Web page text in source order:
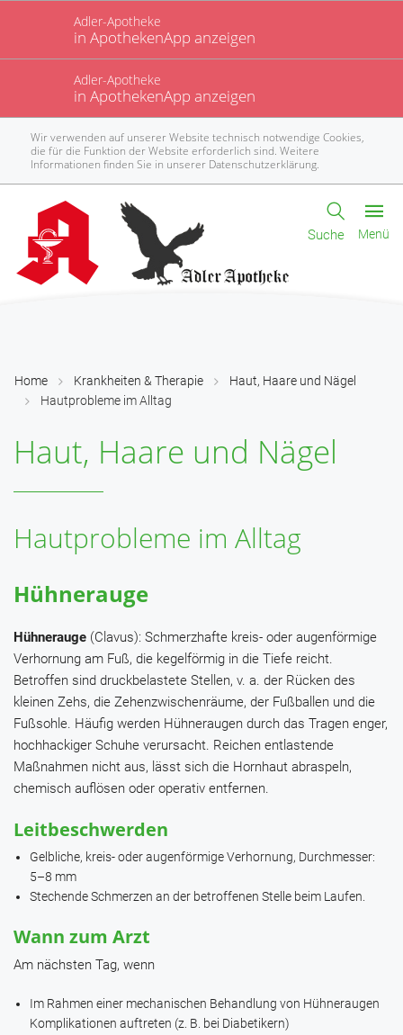
Adler-Apotheke
in ApothekenApp anzeigen
Adler-Apotheke
in ApothekenApp anzeigen
Wir verwenden auf unserer Website technisch notwendige Cookies,
die für die Funktion der Website erforderlich sind. Weitere
Informationen finden Sie in unserer Datenschutzerklärung.
Suche Menü
Home Krankheiten & Therapie
Haut, Haare und Nägel
Hautprobleme im Alltag
Haut, Haare und Nägel
Hautprobleme im Alltag
Hühnerauge
Hühnerauge (Clavus): Schmerzhafte kreis- oder augenförmige
Verhornung am Fuß, die kegelförmig in die Tiefe reicht.
Betroffen sind druckbelastete Stellen, v. a. der Rücken des
kleinen Zehs, die Zehenzwischenräume, der Fußballen und die
Fußsohle. Häufig werden Hühneraugen durch das Tragen enger,
hochhackiger Schuhe verursacht. Reichen entlastende
Maßnahmen nicht aus, lässt sich die Hornhaut abraspeln,
chemisch auflösen oder operativ entfernen.
Leitbeschwerden
Gelbliche, kreis- oder augenförmige Verhornung, Durchmesser:
5–8 mm
Stechende Schmerzen an der betroffenen Stelle beim Laufen.
Wann zum Arzt
Am nächsten Tag, wenn
Im Rahmen einer mechanischen Behandlung von Hühneraugen
Komplikationen auftreten (z. B. bei Diabetikern)